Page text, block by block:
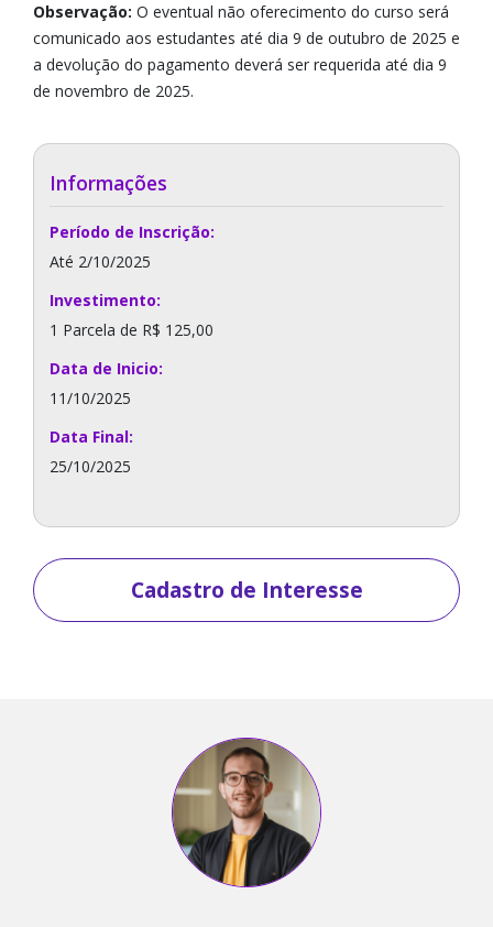
Observação: O eventual não oferecimento do curso será
comunicado aos estudantes até dia 9 de outubro de 2025 e
a devolução do pagamento deverá ser requerida até dia 9
de novembro de 2025.
Informações
Período de Inscrição:
Até 2/10/2025
Investimento:
1 Parcela de R$ 125,00
Data de Inicio:
11/10/2025
Data Final:
25/10/2025
Cadastro de Interesse